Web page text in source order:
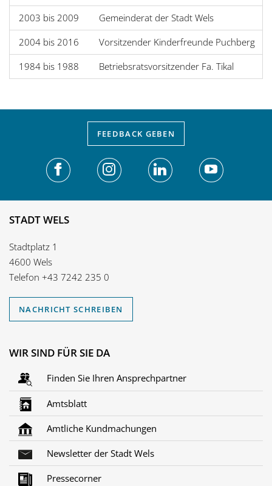
2003 bis 2009
Gemeinderat der Stadt Wels
2004 bis 2016
Vorsitzender Kinderfreunde Puchberg
1984 bis 1988
Betriebsratsvorsitzender Fa. Tikal
FEEDBACK GEBEN
STADT WELS
Stadtplatz 1
4600 Wels
Telefon +43 7242 235 0
NACHRICHT SCHREIBEN
WIR SIND FÜR SIE DA
Finden Sie Ihren Ansprechpartner
Amtsblatt
Amtliche Kundmachungen
Newsletter der Stadt Wels
Pressecorner